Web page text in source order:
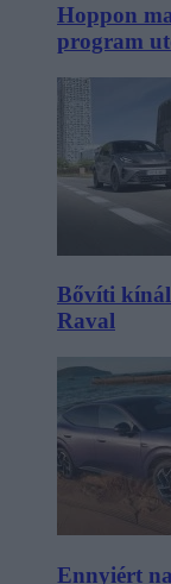
Hoppon
program
Bővíti
Raval
Ennyiért